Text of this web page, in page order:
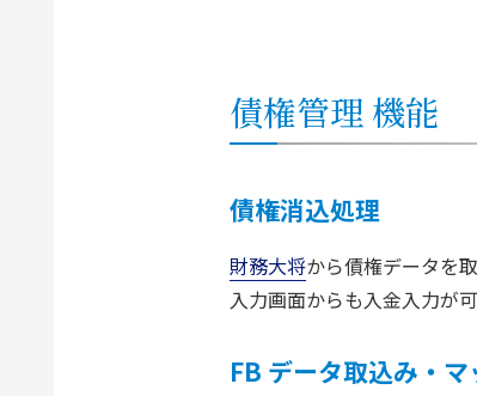
債権管理 機能
債権消込処理
財務大将から債権データを
入力画面からも入金入力が
FB データ取込み・